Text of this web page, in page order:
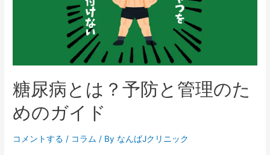
糖尿病とは？予防と管理のた
めのガイド
コメントする / コラム / By なんばJクリニック